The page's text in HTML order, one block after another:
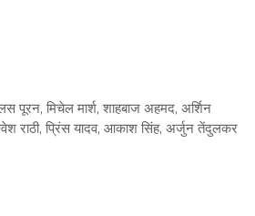
पूरन, मिचेल मार्श, शाहबाज अहमद, अर्शिन
राठी, प्रिंस यादव, आकाश सिंह, अर्जुन तेंदुलकर